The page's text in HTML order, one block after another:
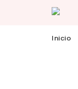
Inicio